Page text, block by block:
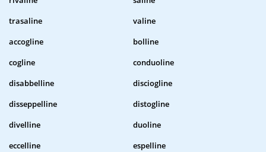
trasaline
valine
accogline
bolline
cogline
conduoline
disabbelline
disciogline
disseppelline
distogline
divelline
duoline
eccelline
espelline